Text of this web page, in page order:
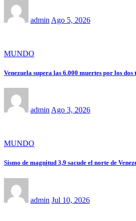
admin Ago 5, 2026
MUNDO
Venezuela supera las 6.000 muertes por los
admin Ago 3, 2026
MUNDO
Sismo de magnitud 3,9 sacude el norte de
admin Jul 10, 2026